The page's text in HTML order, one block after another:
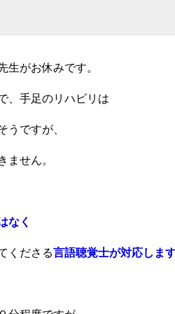
生がお休みです。
、手足のリハビリは
うですが、
ません。
なく
くださる言語聴覚士が対応します